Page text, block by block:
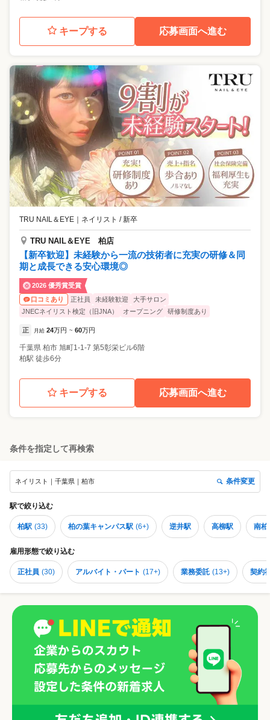
キープする 応募画面へ進む
TRU NAIL＆EYE ネイリスト / 新卒
TRU NAIL＆EYE 柏店
【新卒歓迎】未経験から一流の技術者に充実の研修＆同
期と成長できる安心環境◎
2026 優秀賞受賞
口コミあり
正社員 未経験歓迎
大手サロン
JNECネイリスト検定（旧JNA）
オープニング 研修制度あり
正 月給 24万円 ~ 60万円
千葉県 柏市 旭町1-1-7 第5彰栄ビル6階
柏駅 徒歩6分
キープする 応募画面へ進む
条件を指定して再検索
ネイリスト｜千葉県｜柏市 条件変更
駅で絞り込む
柏駅 (33) 柏の葉キャンパス駅 (6+) 逆井駅 高柳駅 南柏
雇用形態で絞り込む
正社員 (30) アルバイト・パート (17+) 業務委託 (13+) 契約